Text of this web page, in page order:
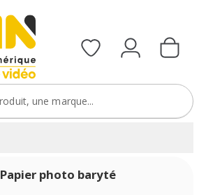
Papier photo baryté